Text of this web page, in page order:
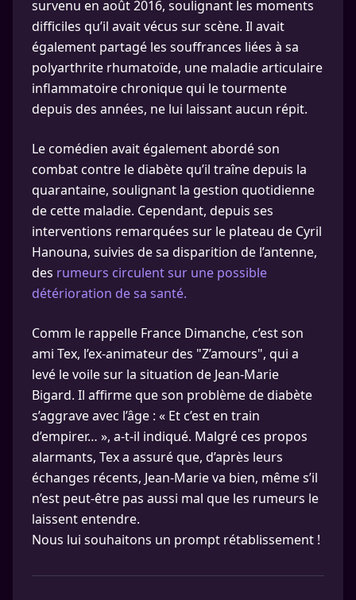
survenu en août 2016, soulignant les moments
difficiles qu’il avait vécus sur scène. Il avait
également partagé les souffrances liées à sa
polyarthrite rhumatoïde, une maladie articulaire
inflammatoire chronique qui le tourmente
depuis des années, ne lui laissant aucun répit.
Le comédien avait également abordé son
combat contre le diabète qu’il traîne depuis la
quarantaine, soulignant la gestion quotidienne
de cette maladie. Cependant, depuis ses
interventions remarquées sur le plateau de Cyril
Hanouna, suivies de sa disparition de l’antenne,
des rumeurs circulent sur une possible
détérioration de sa santé.
Comm le rappelle France Dimanche, c’est son
ami Tex, l’ex-animateur des "Z’amours", qui a
levé le voile sur la situation de Jean-Marie
Bigard. Il affirme que son problème de diabète
s’aggrave avec l’âge : « Et c’est en train
d’empirer… », a-t-il indiqué. Malgré ces propos
alarmants, Tex a assuré que, d’après leurs
échanges récents, Jean-Marie va bien, même s’il
n’est peut-être pas aussi mal que les rumeurs le
laissent entendre.
Nous lui souhaitons un prompt rétablissement !